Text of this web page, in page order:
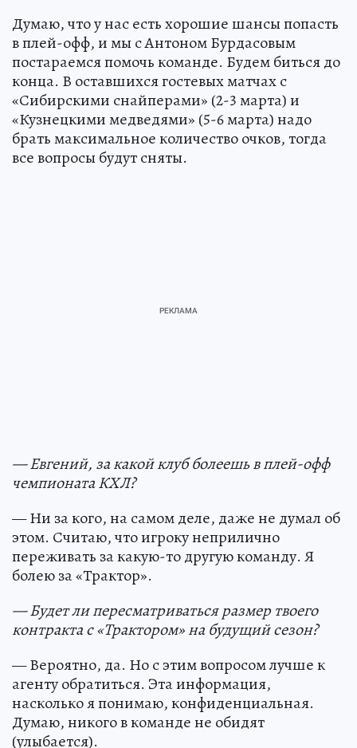
Думаю, что у нас есть хорошие шансы попасть
в плей-офф, и мы с Антоном Бурдасовым
постараемся помочь команде. Будем биться до
конца. В оставшихся гостевых матчах с
«Сибирскими снайперами» (2-3 марта) и
«Кузнецкими медведями» (5-6 марта) надо
брать максимальное количество очков, тогда
все вопросы будут сняты.
— Евгений, за какой клуб болеешь в плей-офф
чемпионата КХЛ?
— Ни за кого, на самом деле, даже не думал об
этом. Считаю, что игроку неприлично
переживать за какую-то другую команду. Я
болею за «Трактор».
— Будет ли пересматриваться размер твоего
контракта с «Трактором» на будущий сезон?
— Вероятно, да. Но с этим вопросом лучше к
агенту обратиться. Эта информация,
насколько я понимаю, конфиденциальная.
Думаю, никого в команде не обидят
(улыбается).